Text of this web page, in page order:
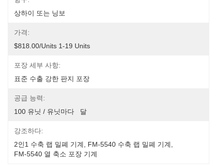
상하이 또는 닝보
가격:
$818.00/units 1-19 Units
포장 세부 사항:
표준 수출 강한 판지 포장
공급 능력:
100 유닛 / 유닛마다   달
강조하다:
2인1 수축 랩 밀폐 기계
FM-5540 수축 랩 밀폐 기계
FM-5540 열 축소 포장 기계